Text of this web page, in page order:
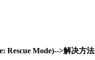
Rescue Mode)-->解决方法